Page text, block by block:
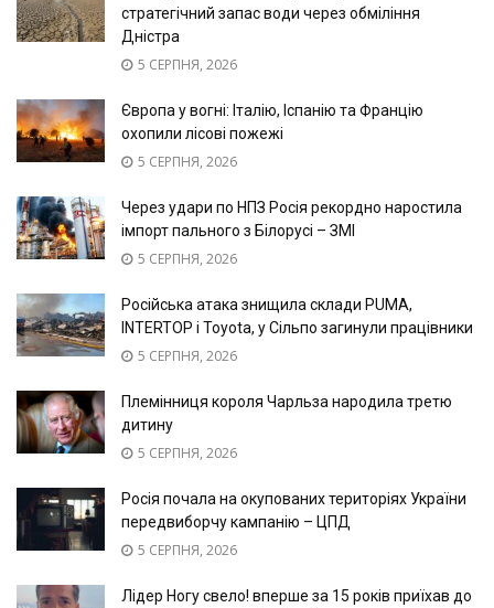
стратегічний запас води через обміління
Дністра
5 СЕРПНЯ, 2026
Європа у вогні: Італію, Іспанію та Францію
охопили лісові пожежі
5 СЕРПНЯ, 2026
Через удари по НПЗ Росія рекордно наростила
імпорт пального з Білорусі – ЗМІ
5 СЕРПНЯ, 2026
Російська атака знищила склади PUMA,
INTERTOP і Toyota, у Сільпо загинули працівники
5 СЕРПНЯ, 2026
Племінниця короля Чарльза народила третю
дитину
5 СЕРПНЯ, 2026
Росія почала на окупованих територіях України
передвиборчу кампанію – ЦПД
5 СЕРПНЯ, 2026
Лідер Ногу свело! вперше за 15 років приїхав до